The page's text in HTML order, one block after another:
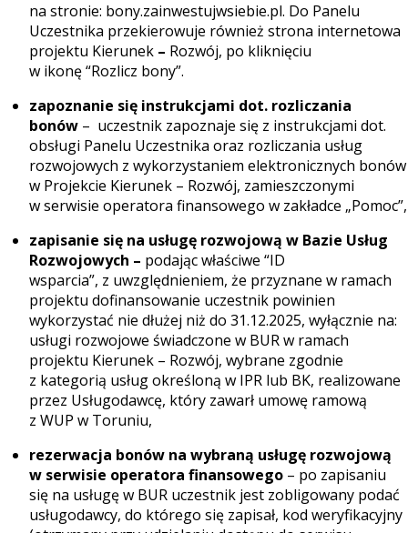
na stronie: bony.zainwestujwsiebie.pl. Do Panelu
Uczestnika przekierowuje również strona internetowa
projektu Kierunek – Rozwój, po kliknięciu
w ikonę“Rozlicz bony”.
zapoznanie się instrukcjami dot. rozliczania
bonów – uczestnik zapoznaje się z instrukcjami dot.
obsługi Panelu Uczestnika oraz rozliczania usług
rozwojowych z wykorzystaniem elektronicznych bonów
w Projekcie Kierunek – Rozwój, zamieszczonymi
w serwisie operatora finansowego w zakładce „Pomoc”,
zapisanie się na usługę rozwojową w Bazie Usług
Rozwojowych – podając właściwe “ID
wsparcia”, z uwzględnieniem, że przyznane w ramach
projektu dofinansowanie uczestnik powinien
wykorzystać nie dłużej niż do 31.12.2025, wyłącznie na:
usługi rozwojowe świadczone w BUR w ramach
projektu Kierunek – Rozwój, wybrane zgodnie
z kategorią usług określoną w IPR lub BK, realizowane
przez Usługodawcę, który zawarł umowę ramową
z WUP w Toruniu,
rezerwacja bonów na wybraną usługę rozwojową
w serwisie operatora finansowego – po zapisaniu
się na usługę w BUR uczestnik jest zobligowany podać
usługodawcy, do którego się zapisał, kod weryfikacyjny